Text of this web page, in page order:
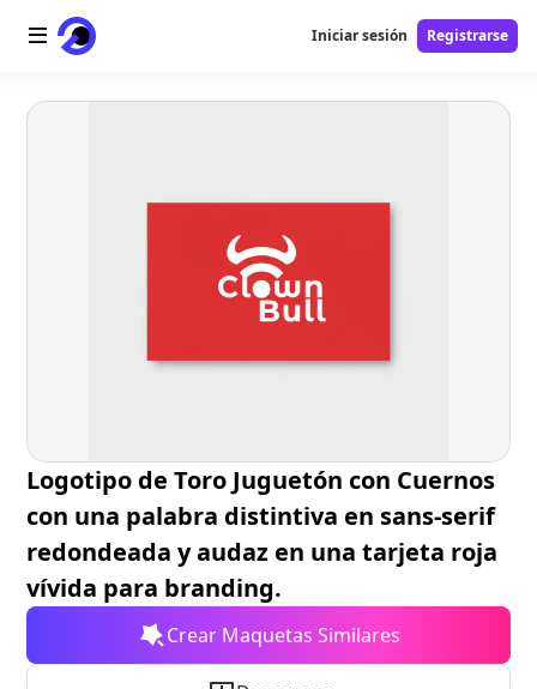
Inicio
Herramientas AI
Herramientas gratuitas
Iniciar sesión Registrarse
Logotipo de Toro Juguetón con Cuernos
con una palabra distintiva en sans-serif
redondeada y audaz en una tarjeta roja
vívida para branding.
Crear Maquetas Similares